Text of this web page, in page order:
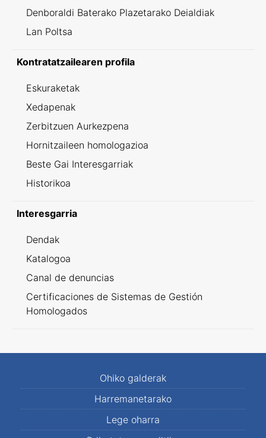
Denboraldi Baterako Plazetarako Deialdiak
Lan Poltsa
Kontratatzailearen profila
Eskuraketak
Xedapenak
Zerbitzuen Aurkezpena
Hornitzaileen homologazioa
Beste Gai Interesgarriak
Historikoa
Interesgarria
Dendak
Katalogoa
Canal de denuncias
Certificaciones de Sistemas de Gestión
Homologados
Ohiko galderak
Harremanetarako
Lege oharra